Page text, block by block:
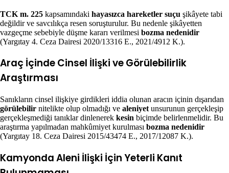
TCK m. 225 kapsamındaki hayasızca hareketler suçu şikâyete tabi
değildir ve savcılıkça resen soruşturulur. Bu nedenle şikâyetten
vazgeçme sebebiyle düşme kararı verilmesi bozma nedenidir
(Yargıtay 4. Ceza Dairesi 2020/13316 E., 2021/4912 K.).
Araç İçinde Cinsel İlişki ve Görülebilirlik
Araştırması
Sanıkların cinsel ilişkiye girdikleri iddia olunan aracın içinin dışarıdan
görülebilir nitelikte olup olmadığı ve aleniyet unsurunun gerçekleşip
gerçekleşmediği tanıklar dinlenerek kesin biçimde belirlenmelidir. Bu
araştırma yapılmadan mahkûmiyet kurulması bozma nedenidir
(Yargıtay 18. Ceza Dairesi 2015/43474 E., 2017/12087 K.).
Kamyonda Aleni İlişki İçin Yeterli Kanıt